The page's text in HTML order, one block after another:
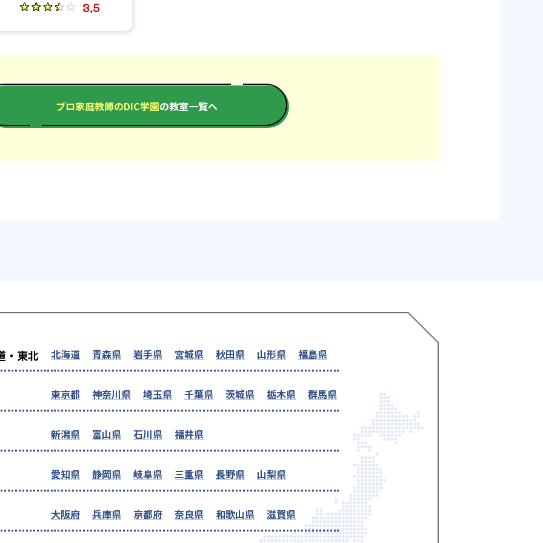
3.5
プロ家庭教師のDIC学園の教室一覧へ
・東北 北海道 青森県 岩手県 宮城県 秋田県 山形県 福島県
東京都 神奈川県 埼玉県 千葉県 茨城県 栃木県 群馬県
新潟県 富山県 石川県 福井県
愛知県 静岡県 岐阜県 三重県 長野県 山梨県
大阪府 兵庫県 京都府 奈良県 和歌山県 滋賀県